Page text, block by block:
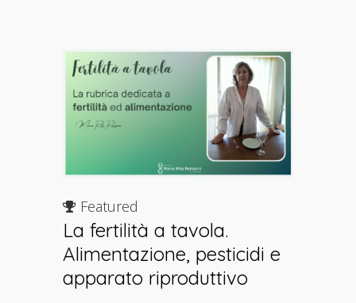
Featured
La fertilità a tavola.
Alimentazione, pesticidi e
apparato riproduttivo